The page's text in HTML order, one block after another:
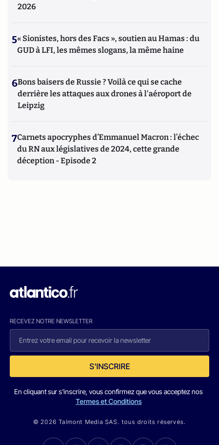
2026
5« Sionistes, hors des Facs », soutien au Hamas : du
GUD à LFI, les mêmes slogans, la même haine
6Bons baisers de Russie ? Voilà ce qui se cache
derrière les attaques aux drones à l'aéroport de
Leipzig
7Carnets apocryphes d’Emmanuel Macron : l’échec
du RN aux législatives de 2024, cette grande
déception - Episode 2
RECEVEZ NOTRE NEWSLETTER
S'INSCRIRE
En cliquant sur s'inscrire, vous confirmez que vous acceptez nos
Termes et Conditions
© 2026 Talmont Media SAS. tous droits réservés.